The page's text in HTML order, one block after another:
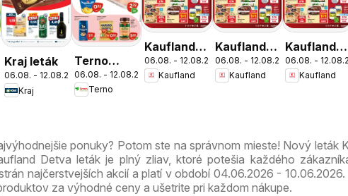
Kraj leták
06.08. - 12.08.2026
Kraj
Terno
leták
06.08. - 12.08.2026
Terno
Kaufland
Bratislava-
Patrónka
06.08. - 12.08.2026
Kaufland
Kaufland
Bratislava-
Nové
06.08. - 12.08.2026
Kaufland
Kaufland
Bratislava-
Petržalka
06.08. -
Kaufland
ponuky? Potom ste na správnom mieste! Nový leták
Detva leták je plný zliav, ktoré potešia každého
najčerstvejších akcií a platí v období 04.06.2026 - 10.06.2026.
za výhodné ceny a ušetrite pri každom nákupe.